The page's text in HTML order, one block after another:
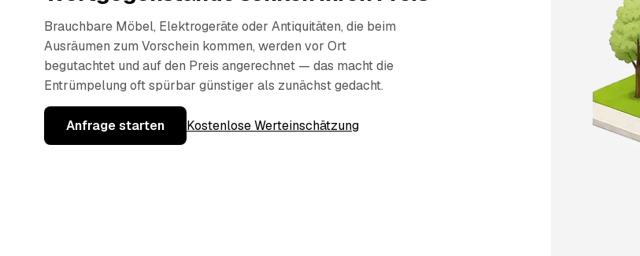
Brauchbare Möbel, Elektrogeräte oder Antiquitäten, die beim
Ausräumen zum Vorschein kommen, werden vor Ort
begutachtet und auf den Preis angerechnet — das macht die
Entrümpelung oft spürbar günstiger als zunächst gedacht.
Anfrage starten Kostenlose Werteinschätzung